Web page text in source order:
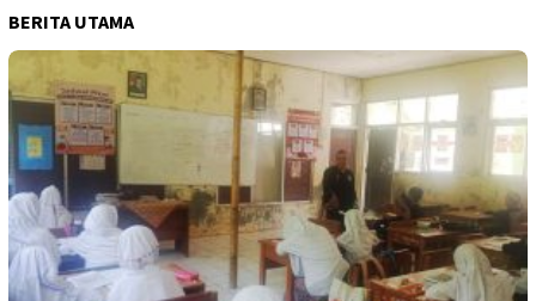
BERITA UTAMA